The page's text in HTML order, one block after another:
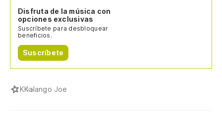
Disfruta de la música con
opciones exclusivas
Suscríbete para desbloquear
beneficios.
Suscríbete
KKalango Joe